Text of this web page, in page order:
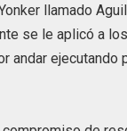
llamado
se le aplicó a
andar ejecutando